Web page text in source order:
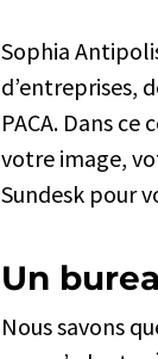
Sophia
d’entreprises,
PACA. Dans ce
votre image,
Sundesk pour
Un
Nous savons